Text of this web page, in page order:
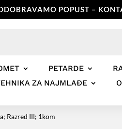
POPUST –
PETARDE
ZA NAJMLAĐE
Razred III; 1kom